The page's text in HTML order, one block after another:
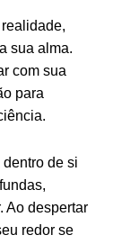
sua alma.
com sua
para
de si
Ao despertar
redor se